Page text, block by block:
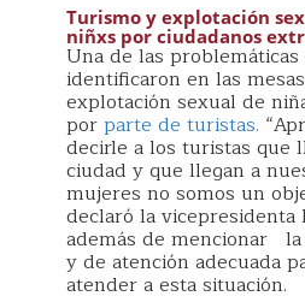
Turismo y explotación
niñxs por ciudadanos
Una de las problemáticas
identificaron en las
explotación sexual de
porparte de turistas.
decirle a los turistas que
ciudad y que llegan a
mujeres no somos un
declaró la vicepresidenta
además de mencionar
y de atención adecuada
atender a esta situación.